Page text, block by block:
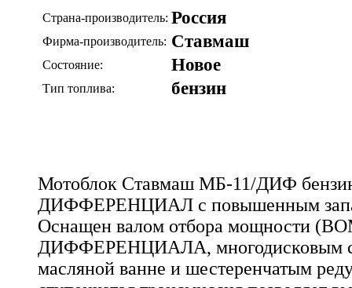
Страна-производитель: Россия
Фирма-производитель: Ставмаш
Состояние: Новое
Тип топлива: бензин
Мотоблок Ставмаш МБ-11/ДИФ
ДИФФЕРЕНЦИАЛ с повышенным
Оснащен валом отбора мощности
ДИФФЕРЕНЦИАЛА, многодисковым
масляной ванне и шестеренчатым